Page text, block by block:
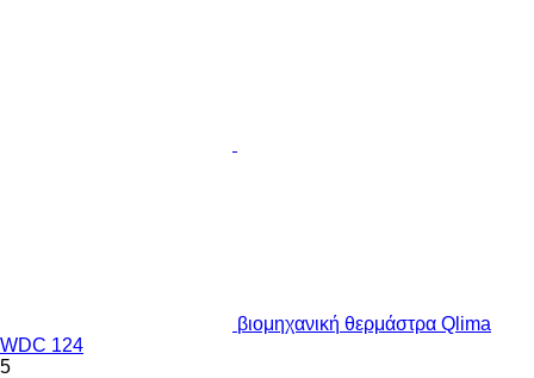
βιομηχανική θερμάστρα Qlima
WDC 124
5